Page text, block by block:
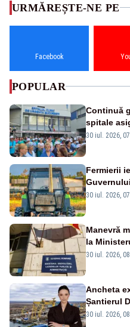
URMĂREȘTE-NE PE
Facebook
POPULAR
Continuă
spitale
30 iul. 2026,
Fermierii
30 iul. 2026,
Manevră
la
ies în
30 iul. 2026,
Ancheta
Șantierul
scufundă
30 iul. 2026,